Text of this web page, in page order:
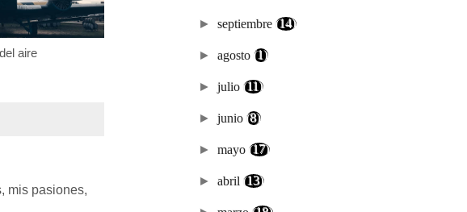
aire
mis pasiones,
►septiembre (14)
►agosto(1)
►julio(11)
►junio(8)
►mayo (17)
►abril (13)